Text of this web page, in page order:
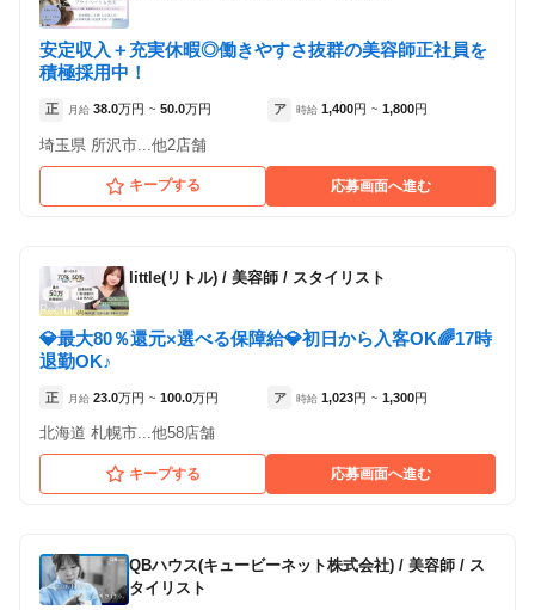
（東京都武蔵野市:吉祥寺駅 徒歩 3分 ）
Hair-Present's 立川Ⅲ店
（東京都立川市:立川駅 徒歩 7分 ）
AN'TIA 多摩センター店
（東京都清瀬市:清瀬駅 徒歩 2分 ）
atelier Present's 東陽町店
「アルバイト・パート」を募集している店舗
「その他」を募集している店舗
正社員
パート
その他
安定収入＋充実休暇◎働きやすさ抜群の美容師正社員を
積極採用中！
正 月給 38.0万円 ~ 50.0万円 ア 時給 1,400円 ~ 1,800円
埼玉県 所沢市...他2店舗
キープする 応募画面へ進む
little(リトル) / 美容師 / スタイリスト
💎最大80％還元×選べる保障給💎初日から入客OK🌈17時
退勤OK♪
正 月給 23.0万円 ~ 100.0万円 ア 時給 1,023円 ~ 1,300円
北海道 札幌市...他58店舗
キープする 応募画面へ進む
QBハウス(キュービーネット株式会社) / 美容師 / ス
タイリスト